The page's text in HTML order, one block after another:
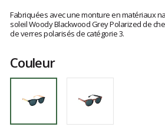
avis
clients
Fabriquées avec une monture en matériaux
soleil Woody Blackwood Grey Polarized de
de verres polarisés de catégorie 3.
Couleur